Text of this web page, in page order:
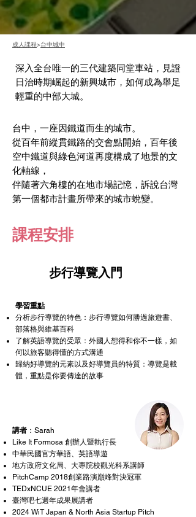
成人課程>台中城中
台中，一座因鐵道而生的城市。
從百年前縱貫鐵路的交會點開始，百年後
空中鐵道與綠色河道再度構成了地景的文
化軸線，
伴隨著六角樓的在地市場記憶，訴說台灣
第一個都市計畫所帶來的城市蛻變。
課程安排
​步行導覽入門
學習重點
分析步行導覽的特色：步行導覽如何勝過旅遊書、
部落格與維基百科
了解英語導覽的受眾：外國人想得和你不一樣，如
何以旅客聽得懂的方式溝通
​歸納好導覽的元素以及好導覽員的特質：導覽是載
體，重點是你要傳達的故事
講者 ：Sarah
Like It Formosa 創辦人暨執行長
​中華民國官方華語、英語導遊
​地方政府文化局、大專院校觀光科系講師
PitchCamp 2018創業路演巔峰對決冠軍
TEDxNCUE 2021年會講者
臺灣吧七週年成果展講者
2024 WiT Japan & North Asia Startup Pitch
深入全台唯一的三代建築同堂車站，見證
日治時期崛起的新興城市，如何成為舉足
輕重的中部大城。